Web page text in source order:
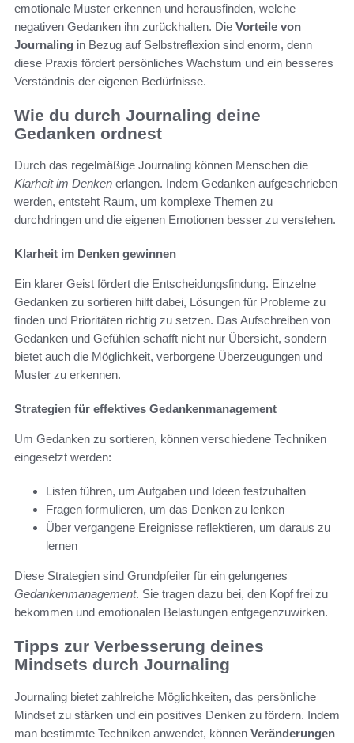
emotionale Muster erkennen und herausfinden, welche
negativen Gedanken ihn zurückhalten. Die Vorteile von
Journaling in Bezug auf Selbstreflexion sind enorm, denn
diese Praxis fördert persönliches Wachstum und ein besseres
Verständnis der eigenen Bedürfnisse.
Wie du durch Journaling deine
Gedanken ordnest
Durch das regelmäßige Journaling können Menschen die
Klarheit im Denken erlangen. Indem Gedanken aufgeschrieben
werden, entsteht Raum, um komplexe Themen zu
durchdringen und die eigenen Emotionen besser zu verstehen.
Klarheit im Denken gewinnen
Ein klarer Geist fördert die Entscheidungsfindung. Einzelne
Gedanken zu sortieren hilft dabei, Lösungen für Probleme zu
finden und Prioritäten richtig zu setzen. Das Aufschreiben von
Gedanken und Gefühlen schafft nicht nur Übersicht, sondern
bietet auch die Möglichkeit, verborgene Überzeugungen und
Muster zu erkennen.
Strategien für effektives Gedankenmanagement
Um Gedanken zu sortieren, können verschiedene Techniken
eingesetzt werden:
Listen führen, um Aufgaben und Ideen festzuhalten
Fragen formulieren, um das Denken zu lenken
Über vergangene Ereignisse reflektieren, um daraus zu
lernen
Diese Strategien sind Grundpfeiler für ein gelungenes
Gedankenmanagement. Sie tragen dazu bei, den Kopf frei zu
bekommen und emotionalen Belastungen entgegenzuwirken.
Tipps zur Verbesserung deines
Mindsets durch Journaling
Journaling bietet zahlreiche Möglichkeiten, das persönliche
Mindset zu stärken und ein positives Denken zu fördern. Indem
man bestimmte Techniken anwendet, können Veränderungen